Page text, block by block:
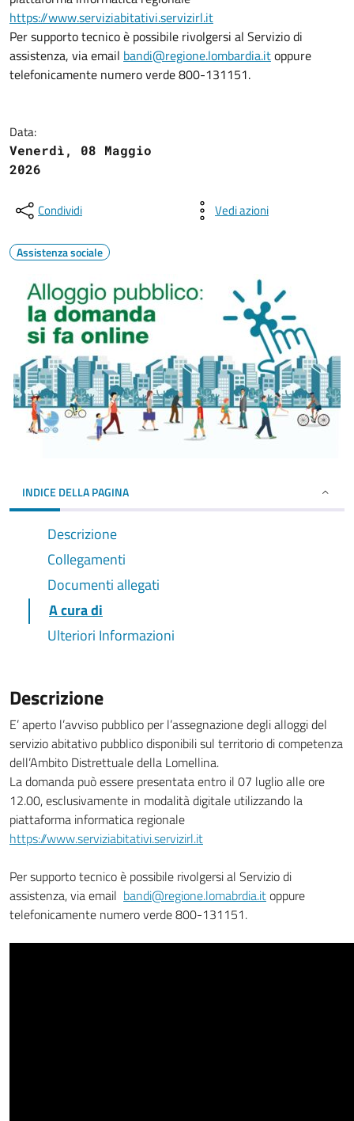
https://www.serviziabitativi.servizirl.it
Per supporto tecnico è possibile rivolgersi al Servizio di
assistenza, via email bandi@regione.lombardia.itoppure
telefonicamente numero verde 800-131151.
Data:
Venerdì, 08 Maggio
2026
Condividi Vedi azioni
Assistenza sociale
INDICE DELLA PAGINA
Descrizione
Collegamenti
Documenti allegati
A cura di
Ulteriori Informazioni
Descrizione
E’ aperto l’avviso pubblico per l’assegnazione degli alloggi del
servizio abitativo pubblico disponibili sul territorio di competenza
dell’Ambito Distrettuale della Lomellina.
La domanda può essere presentata entro il 07 luglio alle ore
12.00, esclusivamente in modalità digitale utilizzando la
piattaforma informatica regionale
https://www.serviziabitativi.servizirl.it
Per supporto tecnico è possibile rivolgersi al Servizio di
assistenza, via email bandi@regione.lomabrdia.itoppure
telefonicamente numero verde 800-131151.